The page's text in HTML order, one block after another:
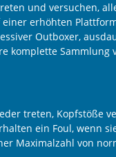
und versuchen,
erhöhten
Outboxer,
komplette
treten, Kopfstöße
ein Foul, wenn
Maximalzahl von